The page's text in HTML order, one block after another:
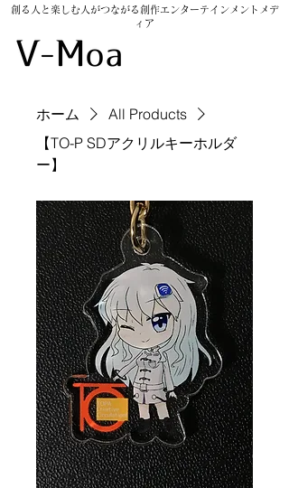
創る人と楽しむ人がつながる創作エンターテインメントメデ
ィア
ホーム
All Products
【TO-P SDアクリルキーホルダ
ー】